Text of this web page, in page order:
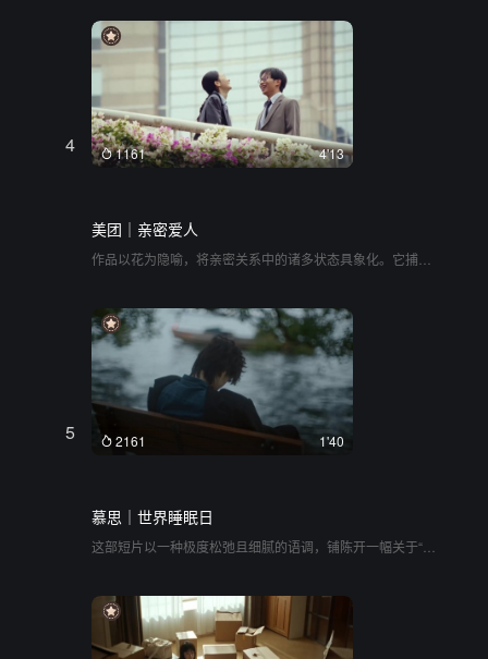
活化的场景，勾勒出一种为了“小日子”和“小梦想”而奔波的韧
性。没有刻意拔高的宣言，只有车厢里做饭的烟火气、挂在
货箱旁的篮球，以及旅途中的片刻陪伴。整体气质质朴且温
情，将品牌所倡导的守护与启程，自然地融进了每一个平凡
而热烈的清晨
4 1161 4'13
美团｜亲密爱人
作品以花为隐喻，将亲密关系中的诸多状态具象化。它捕捉
将观众带入一种静谧而治愈的观看感受中。整部作品气质清
新，不刻意煽情，而是通过细腻的神态和生活化的场景，展
现了陪伴的温度
5 2161 1'40
慕思｜世界睡眠日
这部短片以一种极度松弛且细腻的语调，铺陈开一幅关于“休
祥的母亲，以及城市夜色中各自入睡的面孔。没有强烈的冲
突或复杂的叙事，而是通过自然声响、柔和光影与缓缓流淌
的人声，将各种生活片段中的静谧时刻连接起来。它精准捕